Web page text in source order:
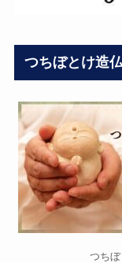
つちぼとけ造
つち